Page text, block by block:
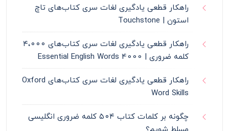
راهکار قطعی یادگیری لغات سری کتاب‌های تاچ
استون | Touchstone
راهکار قطعی یادگیری لغات سری کتاب‌های ۴،۰۰۰
کلمه ضروری | 4000 Essential English Words
راهکار قطعی یادگیری لغات سری کتاب‌های Oxford
Word Skills
چگونه بر کلمات کتاب ۵۰۴ کلمه ضروری انگلیسی